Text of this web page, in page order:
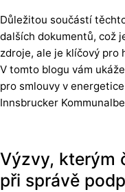
Důležitou součástí
dalších dokumentů, což
zdroje, ale je klíčový pro
V tomto blogu vám
pro smlouvy v
Innsbrucker
Výzvy, kterým
při správě